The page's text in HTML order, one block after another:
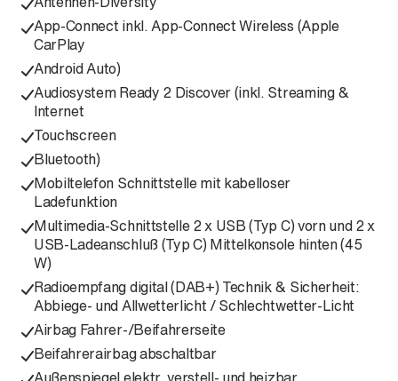
App-Connect inkl. App-Connect Wireless (Apple
CarPlay
Android Auto)
Audiosystem Ready 2 Discover (inkl. Streaming &
Internet
Touchscreen
Bluetooth)
Mobiltelefon Schnittstelle mit kabelloser
Ladefunktion
Multimedia-Schnittstelle 2 x USB (Typ C) vorn und 2 x
USB-Ladeanschluß (Typ C) Mittelkonsole hinten (45
W)
Radioempfang digital (DAB+) Technik & Sicherheit:
Abbiege- und Allwetterlicht / Schlechtwetter-Licht
Airbag Fahrer-/Beifahrerseite
Beifahrerairbag abschaltbar